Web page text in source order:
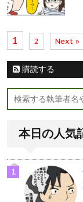
1 2 Next »
購読する
本日の人気